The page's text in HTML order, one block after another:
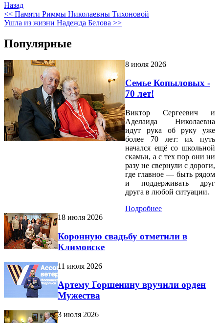
Назад
<< Памяти Риммы Николаевны Тихоновой
Ушла из жизни Надежда Белова >>
Популярные
8 июля 2026
Семье Копыловых -
70 лет!
Виктор Сергеевич и
Аделаида Николаевна
идут рука об руку уже
более 70 лет: их путь
начался ещё со школьной
скамьи, а с тех пор они ни
разу не свернули с дороги,
где главное — быть рядом
и поддерживать друг
друга в любой ситуации.
Подробнее
18 июля 2026
Коронную свадьбу отметили в
Климовске
11 июля 2026
Артему Горшенину вручили орден
Мужества
3 июля 2026